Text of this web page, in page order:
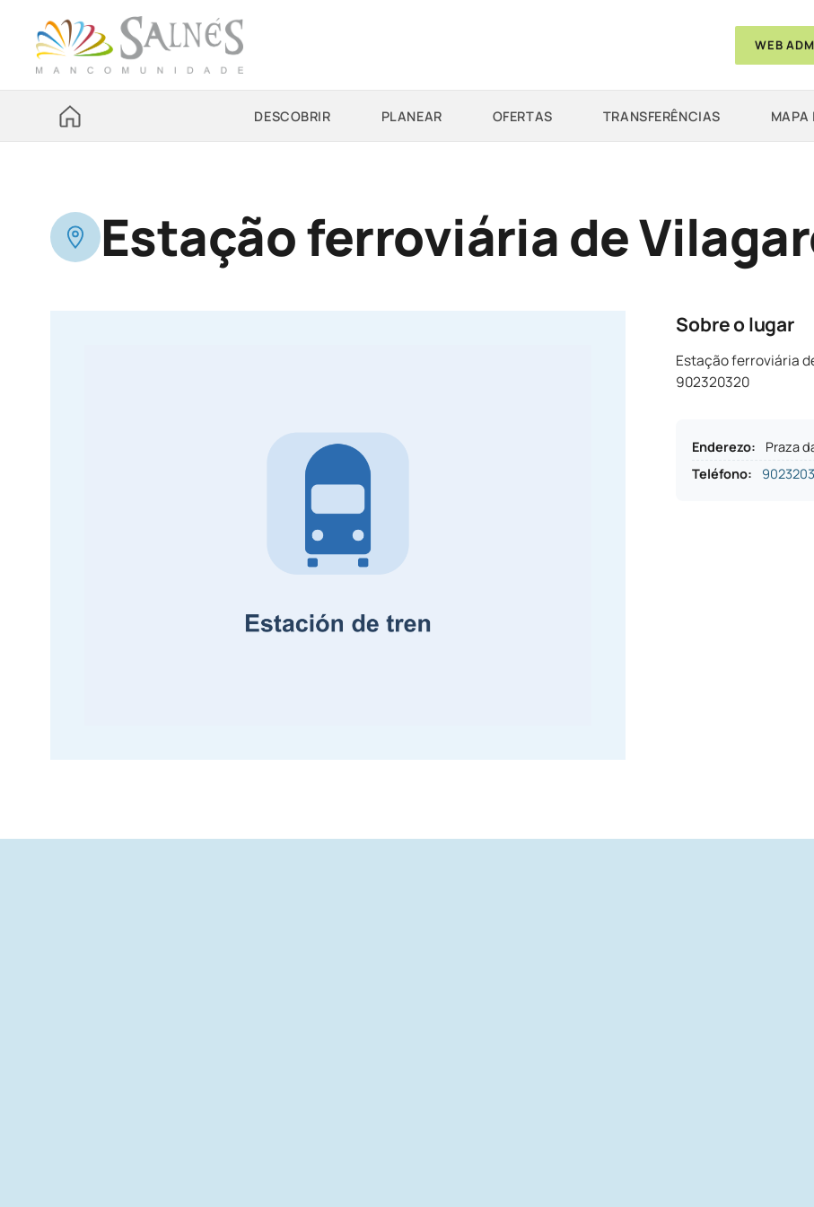
WEB
DESCOBRIR PLANEAR OFERTAS TRANSFERÊNCIAS MAPA
Estação ferroviária de
Sobre o lugar
Estação ferroviária
902320320
Enderezo:
Praza
Teléfono: